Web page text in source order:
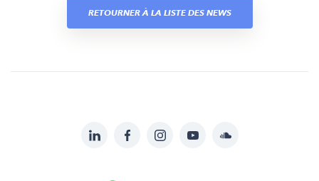
RETOURNER À LA LISTE DES NEWS
LinkedInFacebookInstagramYouTubeSoundcloud